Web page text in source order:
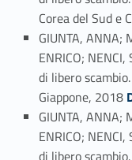
Corea del Sud e
GIUNTA, ANNA;
ENRICO; NENCI,
di libero
Giappone, 2018 Link identifier
GIUNTA, ANNA;
ENRICO; NENCI,
di libero